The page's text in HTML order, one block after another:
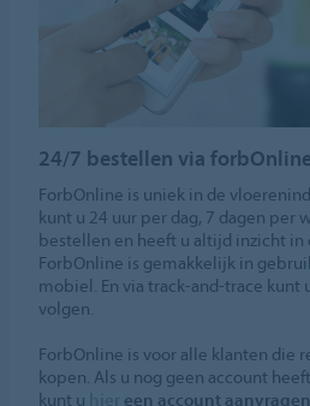
24/7 bestellen via
ForbOnline is uniek in de
kunt u 24 uur per dag, 7 dagen per
bestellen en heeft u altijd inzicht in
ForbOnline is gemakkelijk in
mobiel. En via track-and-trace kunt
volgen.
ForbOnline is voor alle klanten die
kopen. Als u nog geen account
kunt u
een account aanvragen